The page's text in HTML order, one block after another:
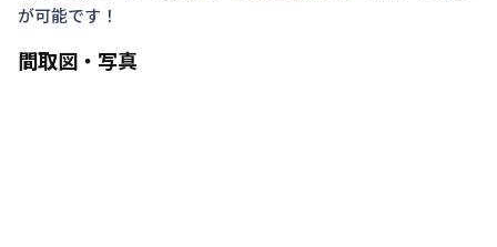
が可能です！
間取図・写真